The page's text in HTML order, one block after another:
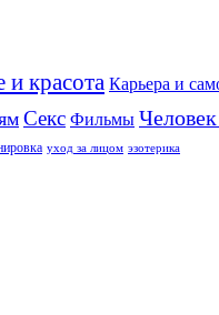
и красота Карьера и
Секс Фильмы
уход за лицом эзотерика